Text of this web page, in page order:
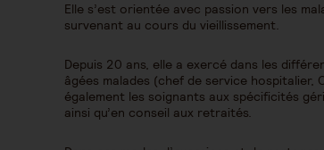
Elle s’est orientée avec passion vers les
survenant au cours du vieillissement.
Depuis 20 ans, elle a exercé dans les
âgées malades (chef de service hospitalier,
également les soignants aux spécificités
ainsi qu’en conseil aux retraités.